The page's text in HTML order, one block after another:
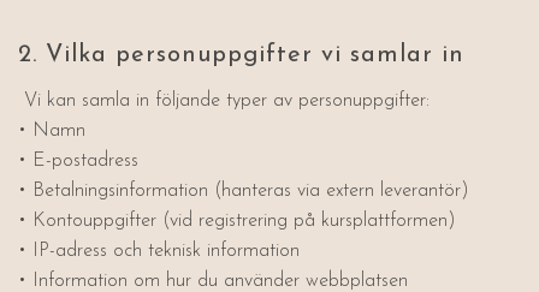
2. Vilka personuppgifter vi samlar in
Vi kan samla in följande typer av personuppgifter:
• Namn
• E-postadress
• Betalningsinformation (hanteras via extern leverantör)
• Kontouppgifter (vid registrering på kursplattformen)
• IP-adress och teknisk information
• Information om hur du använder webbplatsen